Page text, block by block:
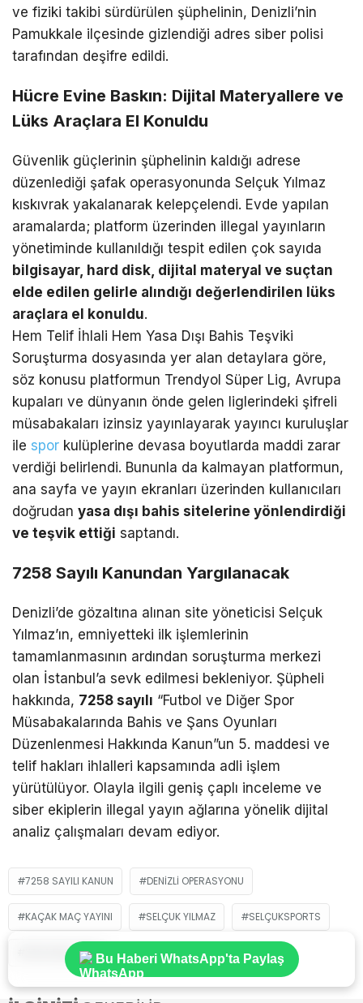
ve fiziki takibi sürdürülen şüphelinin, Denizli’nin
Pamukkale ilçesinde gizlendiği adres siber polisi
tarafından deşifre edildi.
Hücre Evine Baskın: Dijital Materyallere ve
Lüks Araçlara El Konuldu
Güvenlik güçlerinin şüphelinin kaldığı adrese
düzenlediği şafak operasyonunda Selçuk Yılmaz
kıskıvrak yakalanarak kelepçelendi. Evde yapılan
aramalarda; platform üzerinden illegal yayınların
yönetiminde kullanıldığı tespit edilen çok sayıda
bilgisayar, hard disk, dijital materyal ve suçtan
elde edilen gelirle alındığı değerlendirilen lüks
araçlara el konuldu.
Hem Telif İhlali Hem Yasa Dışı Bahis Teşviki
Soruşturma dosyasında yer alan detaylara göre,
söz konusu platformun Trendyol Süper Lig, Avrupa
kupaları ve dünyanın önde gelen liglerindeki şifreli
müsabakaları izinsiz yayınlayarak yayıncı kuruluşlar
ile spor kulüplerine devasa boyutlarda maddi zarar
verdiği belirlendi. Bununla da kalmayan platformun,
ana sayfa ve yayın ekranları üzerinden kullanıcıları
doğrudan yasa dışı bahis sitelerine yönlendirdiği
ve teşvik ettiği saptandı.
7258 Sayılı Kanundan Yargılanacak
Denizli’de gözaltına alınan site yöneticisi Selçuk
Yılmaz’ın, emniyetteki ilk işlemlerinin
tamamlanmasının ardından soruşturma merkezi
olan İstanbul’a sevk edilmesi bekleniyor. Şüpheli
hakkında, 7258 sayılı “Futbol ve Diğer Spor
Müsabakalarında Bahis ve Şans Oyunları
Düzenlenmesi Hakkında Kanun”un 5. maddesi ve
telif hakları ihlalleri kapsamında adli işlem
yürütülüyor. Olayla ilgili geniş çaplı inceleme ve
siber ekiplerin illegal yayın ağlarına yönelik dijital
analiz çalışmaları devam ediyor.
7258 SAYILI KANUN DENIZLI OPERASYONU
KAÇAK MAÇ YAYINI SELÇUK YILMAZ SELÇUKSPORTS
YASA DIŞI YAYINBu Haberi WhatsApp'ta Paylaş